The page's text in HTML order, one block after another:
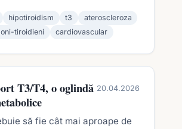
hipotiroidism t3
ateroscleroza
tiroidieni cardiovascular
T3/T4, o oglindă 20.04.2026
să fie cât mai aproape de